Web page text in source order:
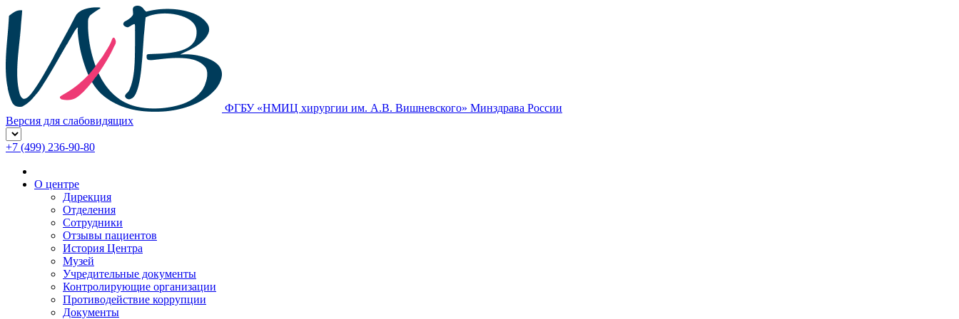
ФГБУ «НМИЦ хирургии им. А.В. Вишневского» Минздрава России
Версия для слабовидящих
+7 (499) 236-90-80
О центре
Дирекция
Отделения
Сотрудники
Отзывы пациентов
История Центра
Музей
Учредительные документы
Контролирующие организации
Противодействие коррупции
Документы